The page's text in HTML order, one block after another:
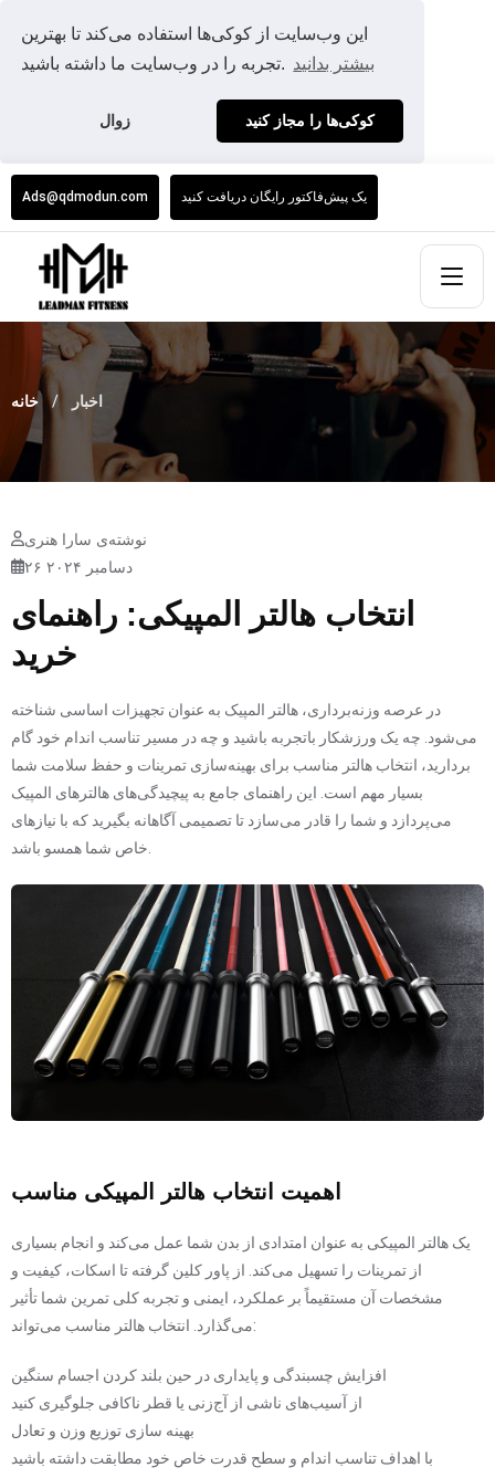
این وب‌سایت از کوکی‌ها استفاده می‌کند تا بهترین
تجربه را در وب‌سایت ما داشته باشید. بیشتر بدانید
زوال کوکی‌ها را مجاز کنید
Ads@qdmodun.com یک پیش‌فاکتور رایگان دریافت کنید
خانه اخبار
نوشته‌ی سارا هنری
۲۶ دسامبر ۲۰۲۴
انتخاب هالتر المپیکی: راهنمای
خرید
در عرصه وزنه‌برداری، هالتر المپیک به عنوان تجهیزات اساسی شناخته
می‌شود. چه یک ورزشکار باتجربه باشید و چه در مسیر تناسب اندام خود گام
بردارید، انتخاب هالتر مناسب برای بهینه‌سازی تمرینات و حفظ سلامت شما
بسیار مهم است. این راهنمای جامع به پیچیدگی‌های هالترهای المپیک
می‌پردازد و شما را قادر می‌سازد تا تصمیمی آگاهانه بگیرید که با نیازهای
اهمیت انتخاب هالتر المپیکی مناسب
یک هالتر المپیکی به عنوان امتدادی از بدن شما عمل می‌کند و انجام بسیاری
از تمرینات را تسهیل می‌کند. از پاور کلین گرفته تا اسکات، کیفیت و
مشخصات آن مستقیماً بر عملکرد، ایمنی و تجربه کلی تمرین شما تأثیر
می‌گذارد. انتخاب هالتر مناسب می‌تواند:
افزایش چسبندگی و پایداری در حین بلند کردن اجسام سنگین
از آسیب‌های ناشی از آج‌زنی یا قطر ناکافی جلوگیری کنید
بهینه سازی توزیع وزن و تعادل
با اهداف تناسب اندام و سطح قدرت خاص خود مطابقت داشته باشید